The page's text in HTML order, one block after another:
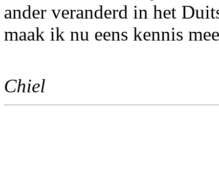
ander veranderd in het
maak ik nu eens kennis
Chiel